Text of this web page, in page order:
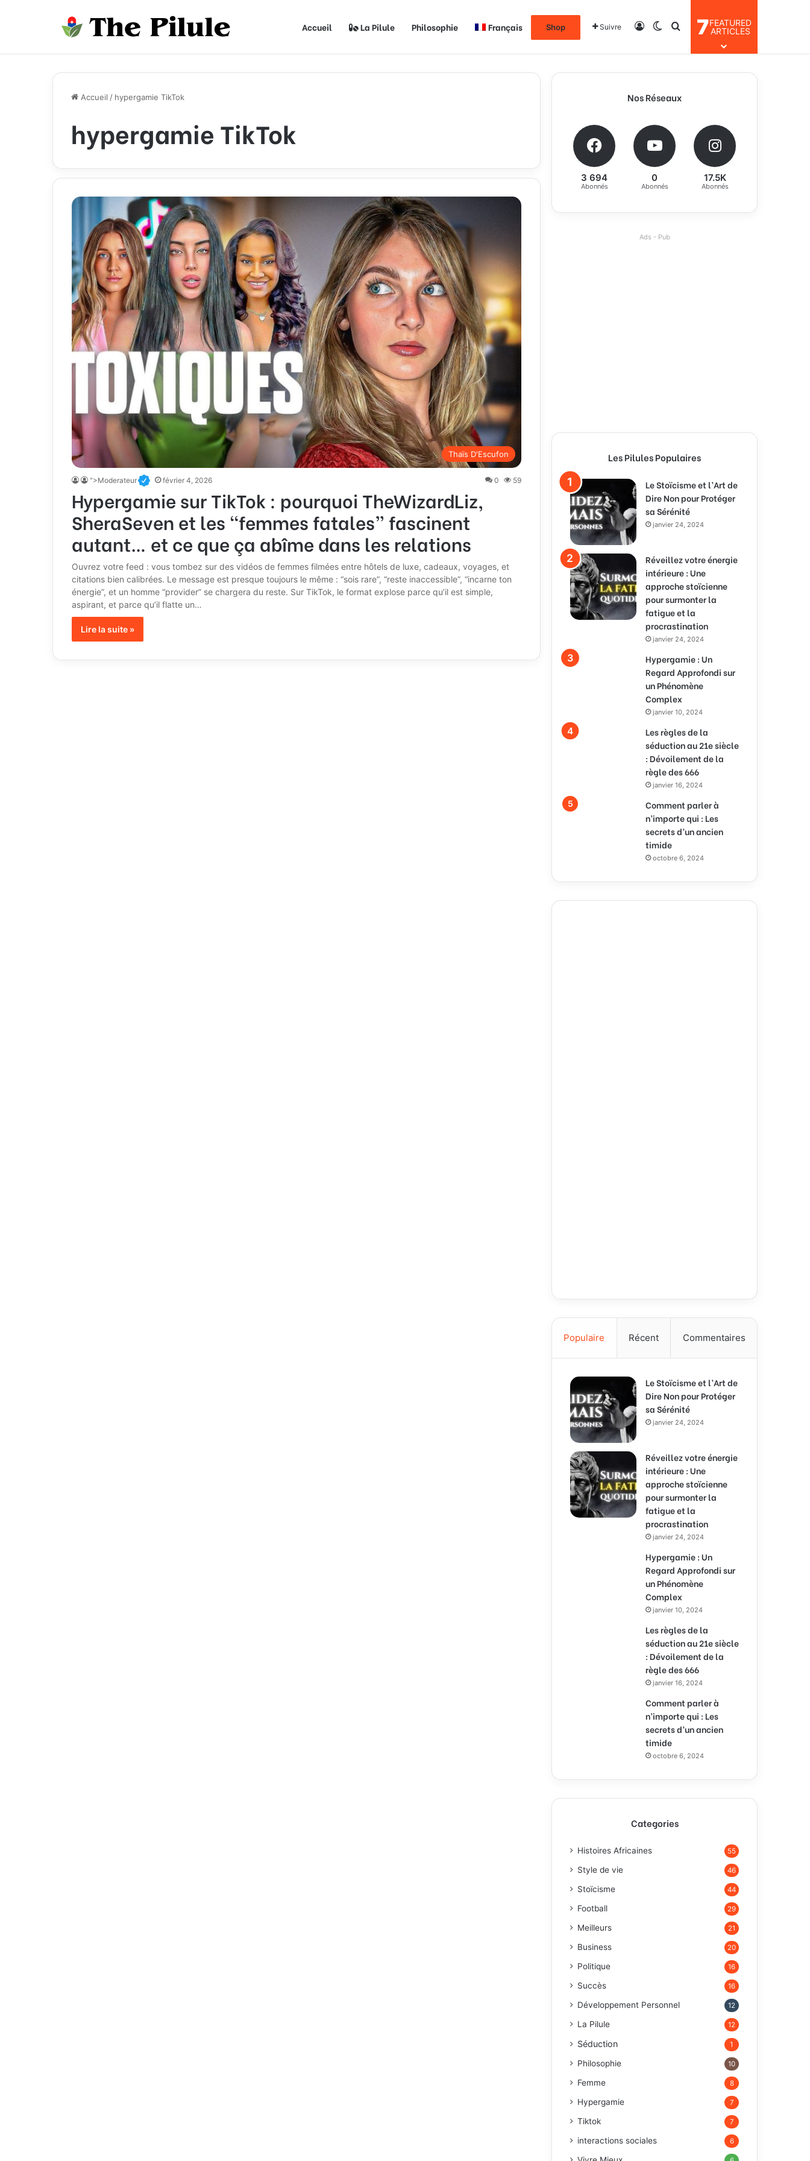
Accueil La Pilule Philosophie Français Shop Suivre ConnexionSwitch skin
Rechercher
7FEATURED
ARTICLES
Accueil / hypergamie TikTok
hypergamie TikTok
Thaïs D'Escufon
">Moderateur février 4, 2026 0 59
Hypergamie sur TikTok : pourquoi TheWizardLiz,
SheraSeven et les “femmes fatales” fascinent
autant… et ce que ça abîme dans les relations
Ouvrez votre feed : vous tombez sur des vidéos de femmes filmées entre hôtels de luxe, cadeaux, voyages, et
citations bien calibrées. Le message est presque toujours le même : “sois rare”, “reste inaccessible”, “incarne ton
énergie”, et un homme “provider” se chargera du reste. Sur TikTok, le format explose parce qu’il est simple,
aspirant, et parce qu’il flatte un…
Lire la suite »
Nos Réseaux
3 694
Abonnés
0
Abonnés
17.5K
Abonnés
Ads - Pub
Les Pilules Populaires
Le Stoïcisme et l’Art de
Dire Non pour Protéger
sa Sérénité
janvier 24, 2024
Réveillez votre énergie
intérieure : Une
approche stoïcienne
pour surmonter la
fatigue et la
procrastination
janvier 24, 2024
Hypergamie : Un
Regard Approfondi sur
un Phénomène
Complex
janvier 10, 2024
Les règles de la
séduction au 21e siècle
: Dévoilement de la
règle des 666
janvier 16, 2024
Comment parler à
n’importe qui : Les
secrets d’un ancien
timide
octobre 6, 2024
Populaire Récent Commentaires
Le Stoïcisme et l’Art de
Dire Non pour Protéger
sa Sérénité
janvier 24, 2024
Réveillez votre énergie
intérieure : Une
approche stoïcienne
pour surmonter la
fatigue et la
procrastination
janvier 24, 2024
Hypergamie : Un
Regard Approfondi sur
un Phénomène
Complex
janvier 10, 2024
Les règles de la
séduction au 21e siècle
: Dévoilement de la
règle des 666
janvier 16, 2024
Comment parler à
n’importe qui : Les
secrets d’un ancien
timide
octobre 6, 2024
Categories
Histoires Africaines 55
Style de vie 46
Stoïcisme 44
Football 29
Meilleurs 21
Business 20
Politique 16
Succès 16
Développement Personnel 12
La Pilule 12
Séduction 1
Philosophie 10
Femme 8
Hypergamie 7
Tiktok 7
interactions sociales 6